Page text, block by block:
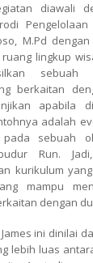
diawali
M.Pd
lingkup
sebuah
berkaitan
apabila
adalah
pada sebuah
Run.
kurikulum
mampu
dengan
ini dinilai
lebih luas